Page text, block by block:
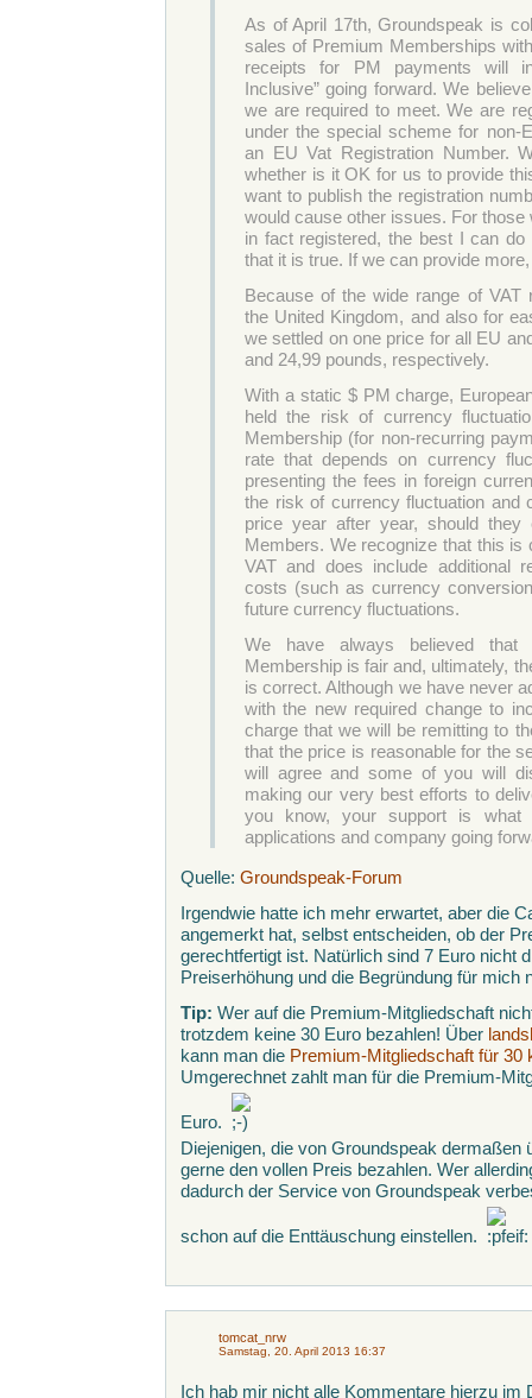
As of April 17th, Groundspeak is
sales of Premium Memberships
receipts for PM payments will
Inclusive” going forward. We
we are required to meet. We are
under the special scheme for non-
an EU Vat Registration Number.
whether is it OK for us to provide
want to publish the registration
would cause other issues. For
in fact registered, the best I can
that it is true. If we can provide
Because of the wide range of VAT
the United Kingdom, and also for
we settled on one price for all EU
and 24,99 pounds, respectively.
With a static $ PM charge,
held the risk of currency
Membership (for non-recurring
rate that depends on currency
presenting the fees in foreign
the risk of currency fluctuation and
price year after year, should they
Members. We recognize that this is
VAT and does include additional
costs (such as currency
future currency fluctuations.
We have always believed
Membership is fair and, ultimately,
is correct. Although we have never
with the new required change to
charge that we will be remitting to
that the price is reasonable for the
will agree and some of you will
making our very best efforts to
you know, your support is what
applications and company going
Quelle: Groundspeak-Forum
Irgendwie hatte ich mehr erwartet, aber die
angemerkt hat, selbst entscheiden, ob der
gerechtfertigt ist. Natürlich sind 7 Euro nicht
Preiserhöhung und die Begründung für mich
Tip: Wer auf die Premium-Mitgliedschaft
trotzdem keine 30 Euro bezahlen! Über
kann man die Premium-Mitgliedschaft für 30
Umgerechnet zahlt man für die Premium-
Euro.
Diejenigen, die von Groundspeak dermaßen
gerne den vollen Preis bezahlen. Wer
dadurch der Service von Groundspeak
schon auf die Enttäuschung einstellen.
tomcat_nrw
Samstag, 20. April 2013 16:37
Ich hab mir nicht alle Kommentare hierzu im